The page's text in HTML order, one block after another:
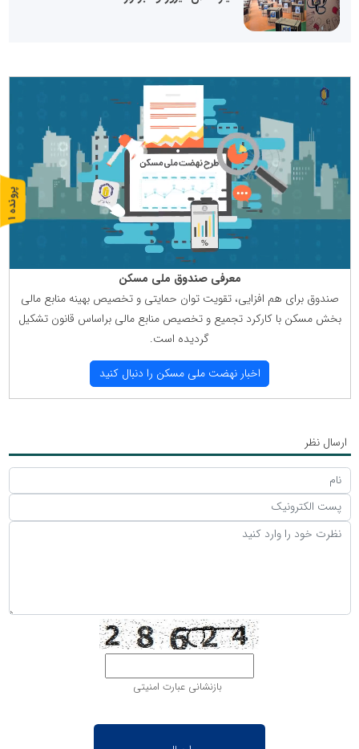
معرفی صندوق ملی مسكن
صندوق برای هم افزایی، تقویت توان حمایتی و تخصیص بهینه منابع مالی
بخش مسكن با كاركرد تجمیع و تخصیص منابع مالی براساس قانون تشكیل
گردیده است.
اخبار نهضت ملی مسكن را دنبال كنید
ارسال نظر
بازنشانی عبارت امنیتی
پ
ر
و
ن
د
ه
1